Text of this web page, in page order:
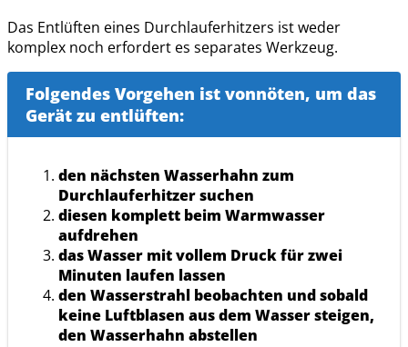
Das Entlüften eines Durchlauferhitzers ist weder
komplex noch erfordert es separates Werkzeug.
Folgendes Vorgehen ist vonnöten, um das
Gerät zu entlüften:
den nächsten Wasserhahn zum
Durchlauferhitzer suchen
diesen komplett beim Warmwasser
aufdrehen
das Wasser mit vollem Druck für zwei
Minuten laufen lassen
den Wasserstrahl beobachten und sobald
keine Luftblasen aus dem Wasser steigen,
den Wasserhahn abstellen